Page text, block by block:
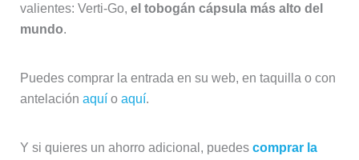
valientes: Verti-Go, el tobogán cápsula más alto del
mundo.
Puedes comprar la entrada en su web, en taquilla o con
antelación aquío aquí.
Y si quieres un ahorro adicional, puedes comprar la